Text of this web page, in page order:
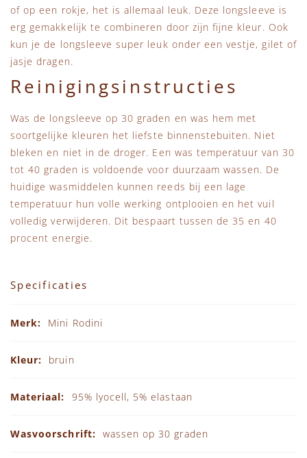
of op een rokje, het is allemaal leuk. Deze longsleeve is
erg gemakkelijk te combineren door zijn fijne kleur. Ook
kun je de longsleeve super leuk onder een vestje, gilet of
jasje dragen.
Reinigingsinstructies
Was de longsleeve op 30 graden en was hem met
soortgelijke kleuren het liefste binnenstebuiten. Niet
bleken en niet in de droger. Een was temperatuur van 30
tot 40 graden is voldoende voor duurzaam wassen. De
huidige wasmiddelen kunnen reeds bij een lage
temperatuur hun volle werking ontplooien en het vuil
volledig verwijderen. Dit bespaart tussen de 35 en 40
procent energie.
Specificaties
Mini Rodini
bruin
95% lyocell, 5% elastaan
wassen op 30 graden